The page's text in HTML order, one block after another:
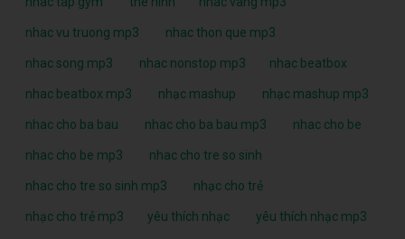
nhac vu truong mp3 nhac thon que mp3
nhac song mp3 nhac nonstop mp3 nhac beatbox
nhac beatbox mp3 nhạc mashup nhạc mashup mp3
nhac cho ba bau nhac cho ba bau mp3 nhac cho be
nhac cho be mp3 nhac cho tre so sinh
nhac cho tre so sinh mp3 nhạc cho trẻ
nhạc cho trẻ mp3 yêu thích nhạc yêu thích nhạc mp3